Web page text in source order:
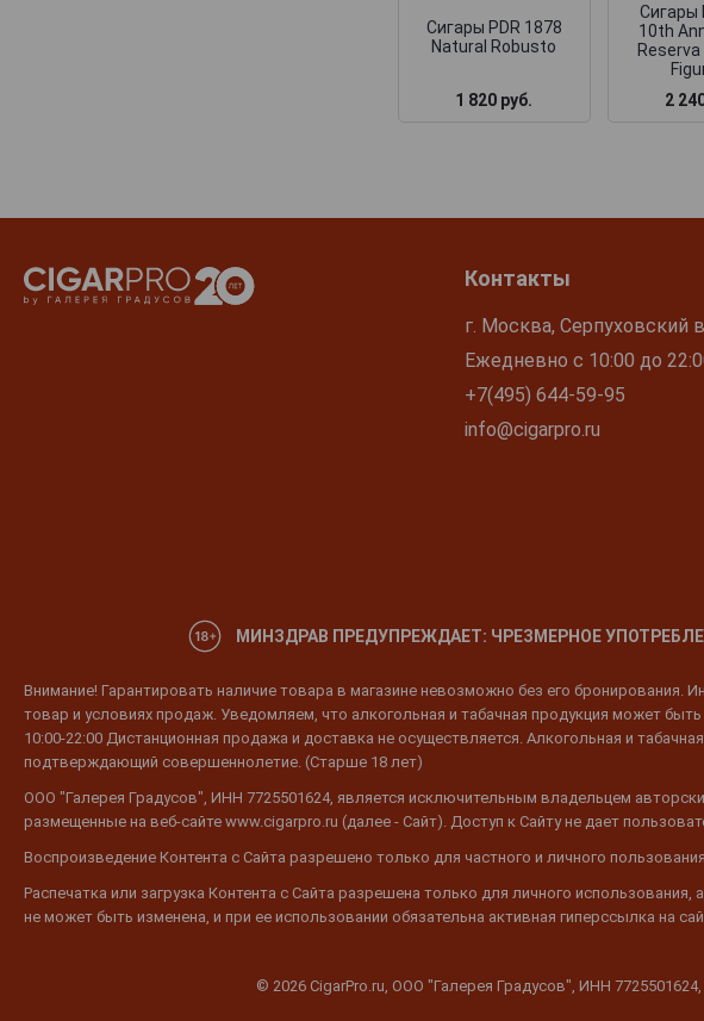
Сигары PDR 1878
Natural Robusto
1 820 руб.
Сигары
10th
2
Контакты
г. Москва, Серпуховский
Ежедневно с 10:00 до
+7(495) 644-59-95
info@cigarpro.ru
МИНЗДРАВ ПРЕДУПРЕЖДАЕТ: ЧРЕЗМЕРНОЕ
Внимание! Гарантировать наличие товара в магазине невозможно без его бронирования.
товар и условиях продаж. Уведомляем, что алкогольная и табачная продукция может
10:00-22:00 Дистанционная продажа и доставка не осуществляется. Алкогольная и
подтверждающий совершеннолетие. (Старше 18 лет)
ООО "Галерея Градусов", ИНН 7725501624, является исключительным владельцем
размещенные на веб-сайте www.cigarpro.ru (далее - Сайт). Доступ к Сайту не дает
Воспроизведение Контента с Сайта разрешено только для частного и личного
Распечатка или загрузка Контента с Сайта разрешена только для личного
не может быть изменена, и при ее использовании обязательна активная гиперссылка на
© 2026 CigarPro.ru, ООО "Галерея Градусов", ИНН